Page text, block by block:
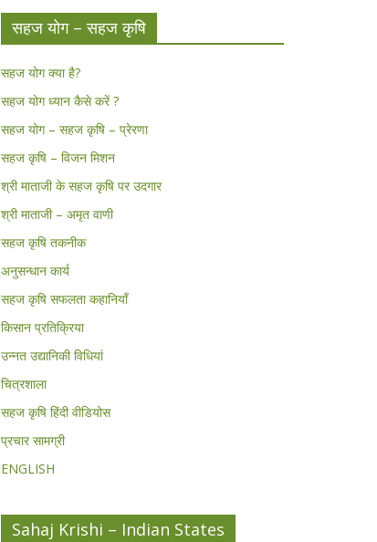
सहज योग – सहज कृषि
सहज योग क्या है?
सहज योग ध्यान कैसे करें ?
सहज योग – सहज कृषि – प्रेरणा
सहज कृषि – विजन मिशन
श्री माताजी के सहज कृषि पर उदगार
श्री माताजी – अमृत वाणी
सहज कृषि तकनीक
अनुसन्धान कार्य
सहज कृषि सफलता कहानियाँ
किसान प्रतिक्रिया
उन्नत उद्यानिकी विधियां
चित्रशाला
सहज कृषि हिंदी वीडियोस
प्रचार सामग्री
ENGLISH
Sahaj Krishi – Indian States